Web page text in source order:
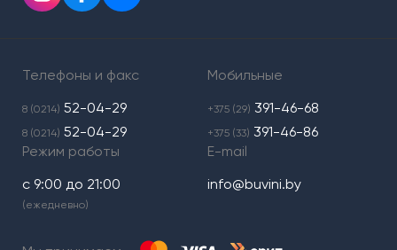
Телефоны и факс
8 (0214) 52-04-29
8 (0214) 52-04-29
Мобильные
+375 (29) 391-46-68
+375 (33) 391-46-86
Режим работы
с 9:00 до 21:00
(ежедневно)
E-mail
info@buvini.by